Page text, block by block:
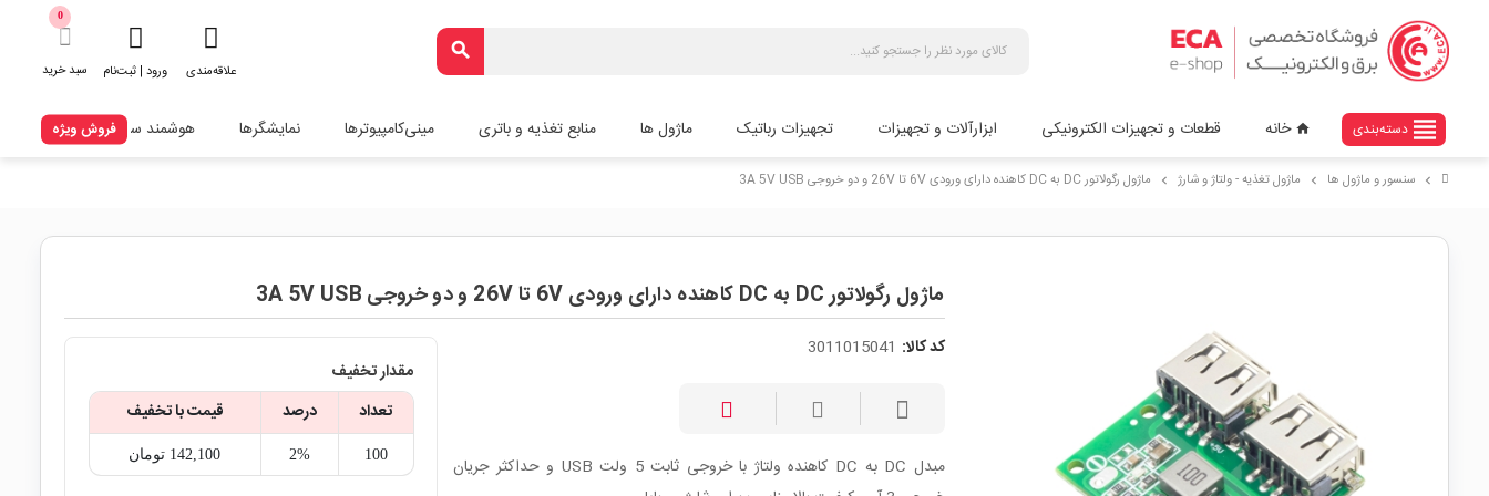
search
علاقه‌مندی ورود | ثبت‌نام
0
سبد خرید
view_headline دسته‌بندی home خانه قطعات و تجهیزات الکترونیکی ابزارآلات و تجهیزات تجهیزات رباتیک ماژول ها منابع تغذیه و باتری مینی‌کامپیوترها نمایشگرها هوشمند سازیفروش ویژه
chevron_right سنسور و ماژول ها chevron_right ماژول تغذیه - ولتاژ و شارژ chevron_right ماژول رگولاتور DC به DC کاهنده دارای ورودی 6V تا 26V و دو خروجی 3A 5V USB
ماژول رگولاتور DC به DC کاهنده دارای ورودی 6V تا 26V و دو خروجی 3A 5V USB
کد کالا: 3011015041
مبدل DC به DC کاهنده ولتاژ با خروجی ثابت 5 ولت USB و حداکثر جریان
مقدار تخفیف
تعداد
درصد قیمت با تخفیف
100
2% 142,100‎ تومان